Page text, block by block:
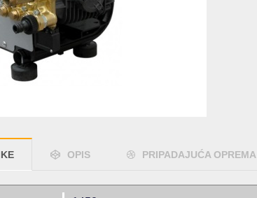
OPIS PRIPADAJUĆA OPREMA